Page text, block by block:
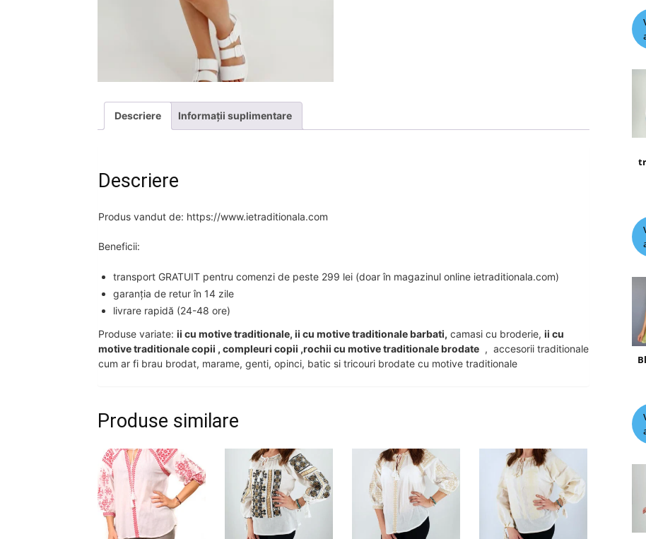
Descriere Informații suplimentare
Descriere
Produs vandut de: https://www.ietraditionala.com
Beneficii:
transport GRATUIT pentru comenzi de peste 299 lei (doar în magazinul online ietraditionala.com)
garanția de retur în 14 zile
livrare rapidă (24-48 ore)
Produse variate: ii cu motive traditionale, ii cu motive traditionale barbati, camasi cu broderie, ii cu
motive traditionale copii , compleuri copii ,rochii cu motive traditionale brodate , accesorii traditionale
cum ar fi brau brodat, marame, genti, opinci, batic si tricouri brodate cu motive traditionale
Produse similare